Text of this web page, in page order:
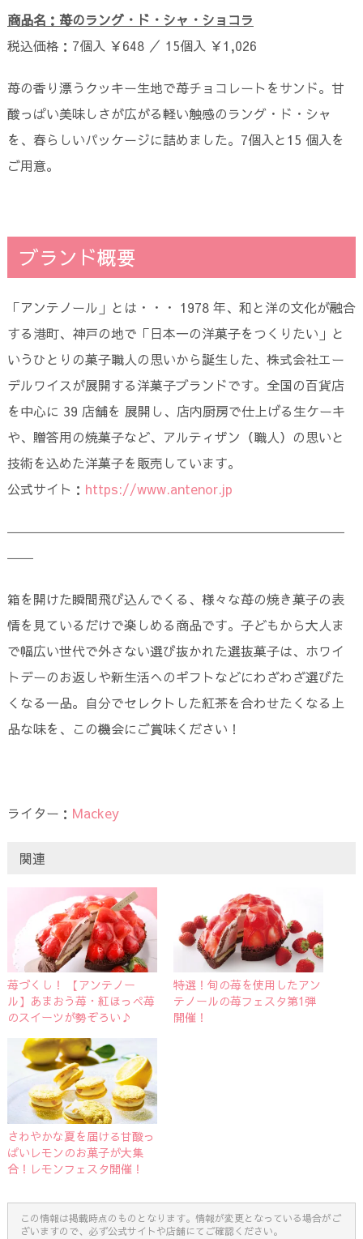
商品名：苺のラング・ド・シャ・ショコラ
税込価格：7個入 ￥648 ／ 15個入 ￥1,026
苺の香り漂うクッキー生地で苺チョコレートをサンド。甘
酸っぱい美味しさが広がる軽い触感のラング・ド・シャ
を、春らしいパッケージに詰めました。7個入と15 個入を
ご用意。
ブランド概要
「アンテノール」とは・・・ 1978 年、和と洋の文化が融合
する港町、神戸の地で「日本一の洋菓子をつくりたい」と
いうひとりの菓子職人の思いから誕生した、株式会社エー
デルワイスが展開する洋菓子ブランドです。全国の百貨店
を中心に 39 店舗を 展開し、店内厨房で仕上げる生ケーキ
や、贈答用の焼菓子など、アルティザン（職人）の思いと
技術を込めた洋菓子を販売しています。
公式サイト： https://www.antenor.jp
――――――――――――――――――――――――――
――
箱を開けた瞬間飛び込んでくる、様々な苺の焼き菓子の表
情を見ているだけで楽しめる商品です。子どもから大人ま
で幅広い世代で外さない選び抜かれた選抜菓子は、ホワイ
トデーのお返しや新生活へのギフトなどにわざわざ選びた
くなる一品。自分でセレクトした紅茶を合わせたくなる上
品な味を、この機会にご賞味ください！
ライター： Mackey
関連
苺づくし！ 【アンテノー
ル】あまおう苺・紅ほっぺ苺
のスイーツが勢ぞろい♪
特選！旬の苺を使用したアン
テノールの苺フェスタ第1弾
開催！
さわやかな夏を届ける甘酸っ
ぱいレモンのお菓子が大集
合！レモンフェスタ開催！
この情報は掲載時点のものとなります。情報が変更となっている場合がご
ざいますので、必ず公式サイトや店舗にてご確認ください。